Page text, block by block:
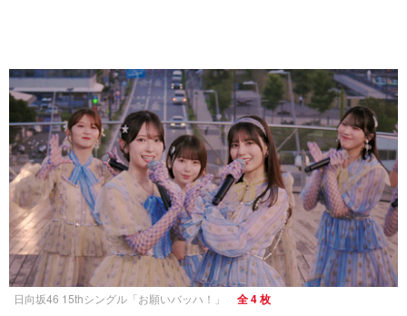
日向坂46 15thシングル「お願いバッハ！」 全 4 枚